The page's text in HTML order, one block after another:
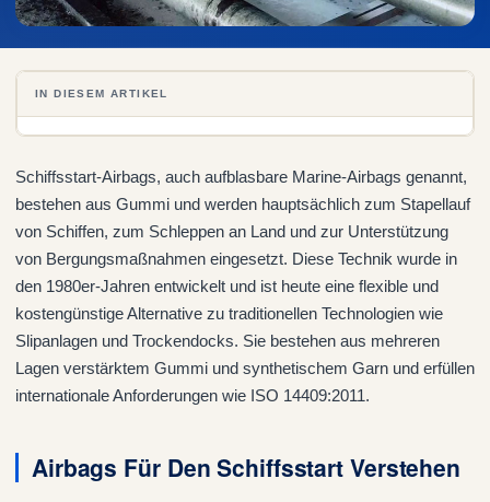
IN DIESEM ARTIKEL
Schiffsstart-Airbags, auch aufblasbare Marine-Airbags genannt,
bestehen aus Gummi und werden hauptsächlich zum Stapellauf
von Schiffen, zum Schleppen an Land und zur Unterstützung
von Bergungsmaßnahmen eingesetzt. Diese Technik wurde in
den 1980er-Jahren entwickelt und ist heute eine flexible und
kostengünstige Alternative zu traditionellen Technologien wie
Slipanlagen und Trockendocks. Sie bestehen aus mehreren
Lagen verstärktem Gummi und synthetischem Garn und erfüllen
internationale Anforderungen wie ISO 14409:2011.
Airbags Für Den Schiffsstart Verstehen